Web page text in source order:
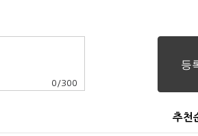
0 /300
추천